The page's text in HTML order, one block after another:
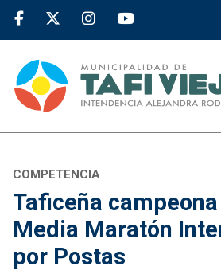
COMPETENCIA
Taficeña
Media Maratón
por Postas